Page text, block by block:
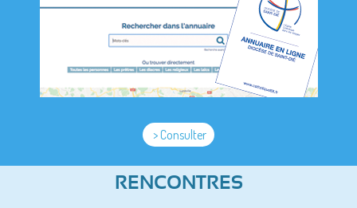
> Consulter
RENCONTRES